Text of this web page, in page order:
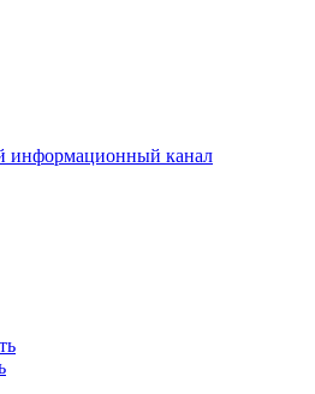
информационный канал